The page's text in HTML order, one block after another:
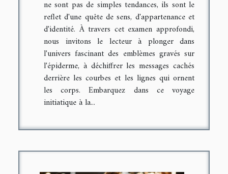
ne sont pas de simples tendances, ils sont le
reflet d'une quête de sens, d'appartenance et
d'identité. À travers cet examen approfondi,
nous invitons le lecteur à plonger dans
l'univers fascinant des emblèmes gravés sur
l'épiderme, à déchiffrer les messages cachés
derrière les courbes et les lignes qui ornent
les corps. Embarquez dans ce voyage
initiatique à la...